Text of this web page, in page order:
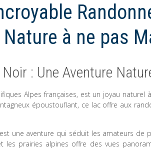
à ne pas
: Une Aventure
Alpes françaises, est un joyau naturel
époustouflant, ce lac offre aux
une aventure qui séduit les amateurs de
les prairies alpines offre des vues